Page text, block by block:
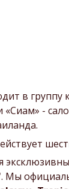
в группу
«Сиам» -
. Мы